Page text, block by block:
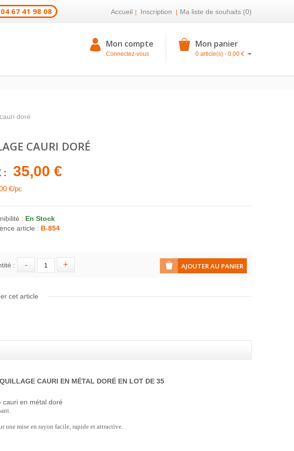
04 67 41 98 08 Accueil Inscription Ma liste de souhaits (0)
Mon compte
Connectez-vous
Mon panier
0 article(s) - 0,00 €
doré
CAURI DORÉ
: 35,00 €
€/pc
: En Stock
article : B-854
:
cet article
CAURI EN MÉTAL DORÉ EN LOT DE 35
cauri en métal doré
une mise en rayon facile, rapide et attractive.